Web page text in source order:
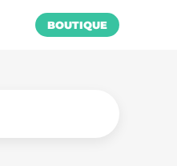
BOUTIQUE